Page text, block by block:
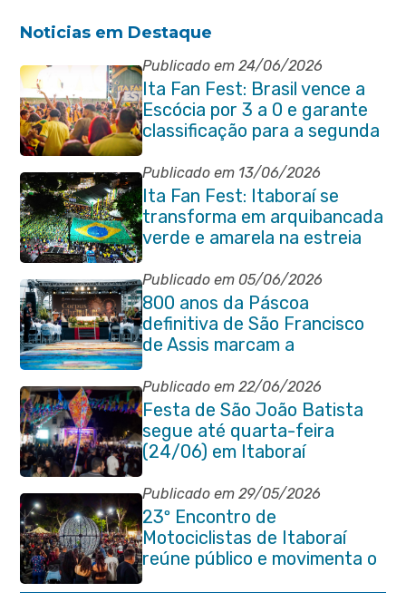
Noticias em Destaque
Publicado em 24/06/2026
Ita Fan Fest: Brasil vence a
Escócia por 3 a 0 e garante
classificação para a segunda
fase da Copa do Mundo
Publicado em 13/06/2026
Ita Fan Fest: Itaboraí se
transforma em arquibancada
verde e amarela na estreia
do Brasil na Copa do Mundo
Publicado em 05/06/2026
800 anos da Páscoa
definitiva de São Francisco
de Assis marcam a
celebração de Corpus Christi
em Itaboraí
Publicado em 22/06/2026
Festa de São João Batista
segue até quarta-feira
(24/06) em Itaboraí
Publicado em 29/05/2026
23º Encontro de
Motociclistas de Itaboraí
reúne público e movimenta o
Centro da cidade na noite de
abertura